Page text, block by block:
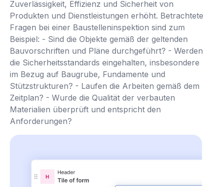
Zuverlässigkeit, Effizienz und Sicherheit von
Produkten und Dienstleistungen erhöht. Betrachtete
Fragen bei einer Baustelleninspektion sind zum
Beispiel: - Sind die Objekte gemäß der geltenden
Bauvorschriften und Pläne durchgeführt? - Werden
die Sicherheitsstandards eingehalten, insbesondere
im Bezug auf Baugrube, Fundamente und
Stützstrukturen? - Laufen die Arbeiten gemäß dem
Zeitplan? - Wurde die Qualität der verbauten
Materialien überprüft und entspricht den
Anforderungen?